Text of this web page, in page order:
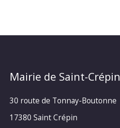
Mairie de Saint-Crépin
30 route de Tonnay-Boutonne
17380 Saint Crépin